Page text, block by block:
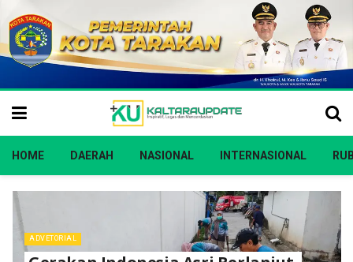
HOME DAERAH NASIONAL INTERNASIONAL
DAERAH